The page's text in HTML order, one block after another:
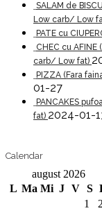
SALAM de
Low carb/ Low
PATE cu
CHEC cu
carb/ Low fat)
PIZZA (Fara
01-27
PANCAKES
fat) 2024-01-
Calendar
august 2026
L Ma Mi J V S
1
2